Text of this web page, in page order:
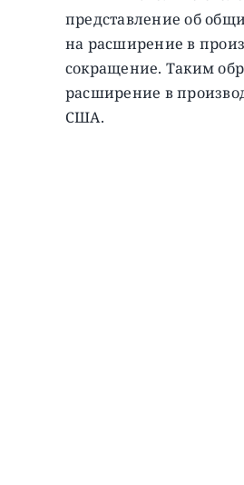
представление об
на расширение в
сокращение. Таким
расширение в
США.